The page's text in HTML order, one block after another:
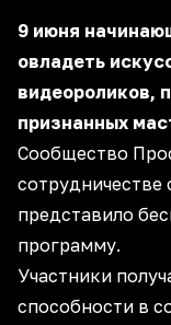
9 июня
овладеть
видеороликов,
признанных
Сообщество
сотрудничестве
представило
программу.
Участники
способности в